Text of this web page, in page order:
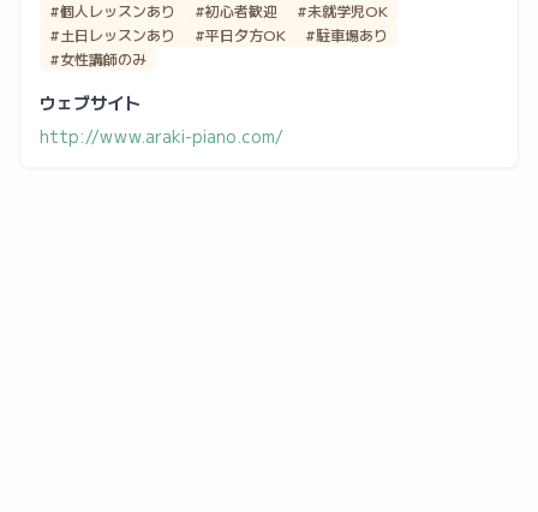
#個人レッスンあり #初心者歓迎
#未就学児OK
#土日レッスンあり
#平日夕方OK
#駐車場あり
#女性講師のみ
ウェブサイト
http://www.araki-piano.com/